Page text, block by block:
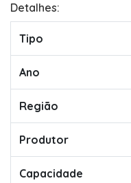
Detalhes:
Tipo
Ano
Região
Produtor
Capacidade